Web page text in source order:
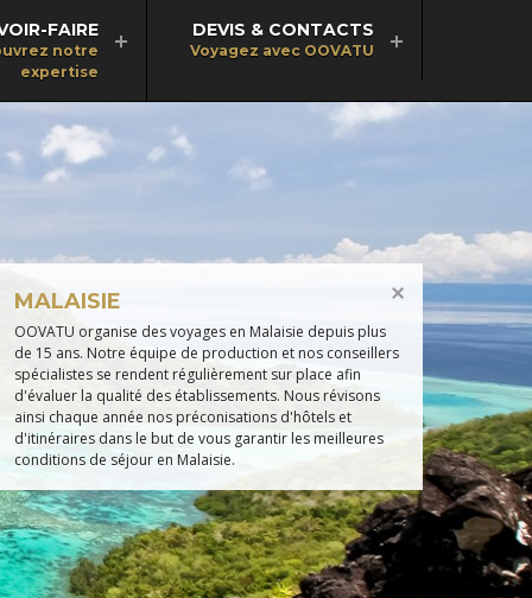
FAIRE
notre
expertise
DEVIS & CONTACTS
Voyagez avec OOVATU
MALAISIE
OOVATU organise des voyages en Malaisie depuis plus
de 15 ans. Notre équipe de production et nos conseillers
spécialistes se rendent régulièrement sur place afin
d'évaluer la qualité des établissements. Nous révisons
ainsi chaque année nos préconisations d'hôtels et
d'itinéraires dans le but de vous garantir les meilleures
conditions de séjour en Malaisie.